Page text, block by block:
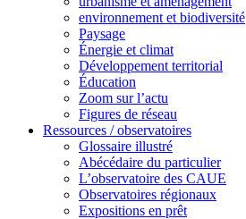
environnement et biodiversité
Paysage
Énergie et climat
Développement territorial
Éducation
Zoom sur l’actu
Figures de réseau
Ressources / observatoires
Glossaire illustré
Abécédaire du particulier
L’observatoire des CAUE
Observatoires régionaux
Expositions en prêt